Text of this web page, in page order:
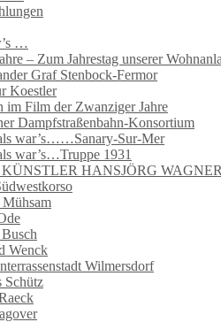
…
– Zum Jahrestag unserer
Graf Stenbock-Fermor
Koestler
im Film der Zwanziger Jahre
Dampfstraßenbahn-Konsortium
war’s……Sanary-Sur-Mer
war’s…Truppe 1931
HANSJÖRG WAGNER
Wenck
Wilmersdorf
Schütz